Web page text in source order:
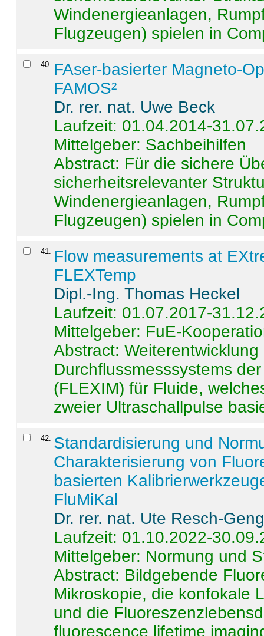
Windenergieanlagen,
Flugzeugen) spielen in
40. FAser-basierter Magneto-
FAMOS²
Dr. rer. nat. Uwe Beck
Laufzeit: 01.04.2014-
Mittelgeber: Sachbeihilfen
Abstract: Für die sichere
sicherheitsrelevanter
Windenergieanlagen,
Flugzeugen) spielen in
41. Flow measurements at
FLEXTemp
Dipl.-Ing. Thomas Heckel
Laufzeit: 01.07.2017-
Mittelgeber: FuE-
Abstract:
Durchflussmesssystems
(FLEXIM) für Fluide,
zweier Ultraschallpulse
42. Standardisierung und
Charakterisierung von
basierten
FluMiKal
Dr. rer. nat. Ute Resch-
Laufzeit: 01.10.2022-
Mittelgeber: Normung und
Abstract: Bildgebende
Mikroskopie, die konfokale
und die
fluorescence lifetime